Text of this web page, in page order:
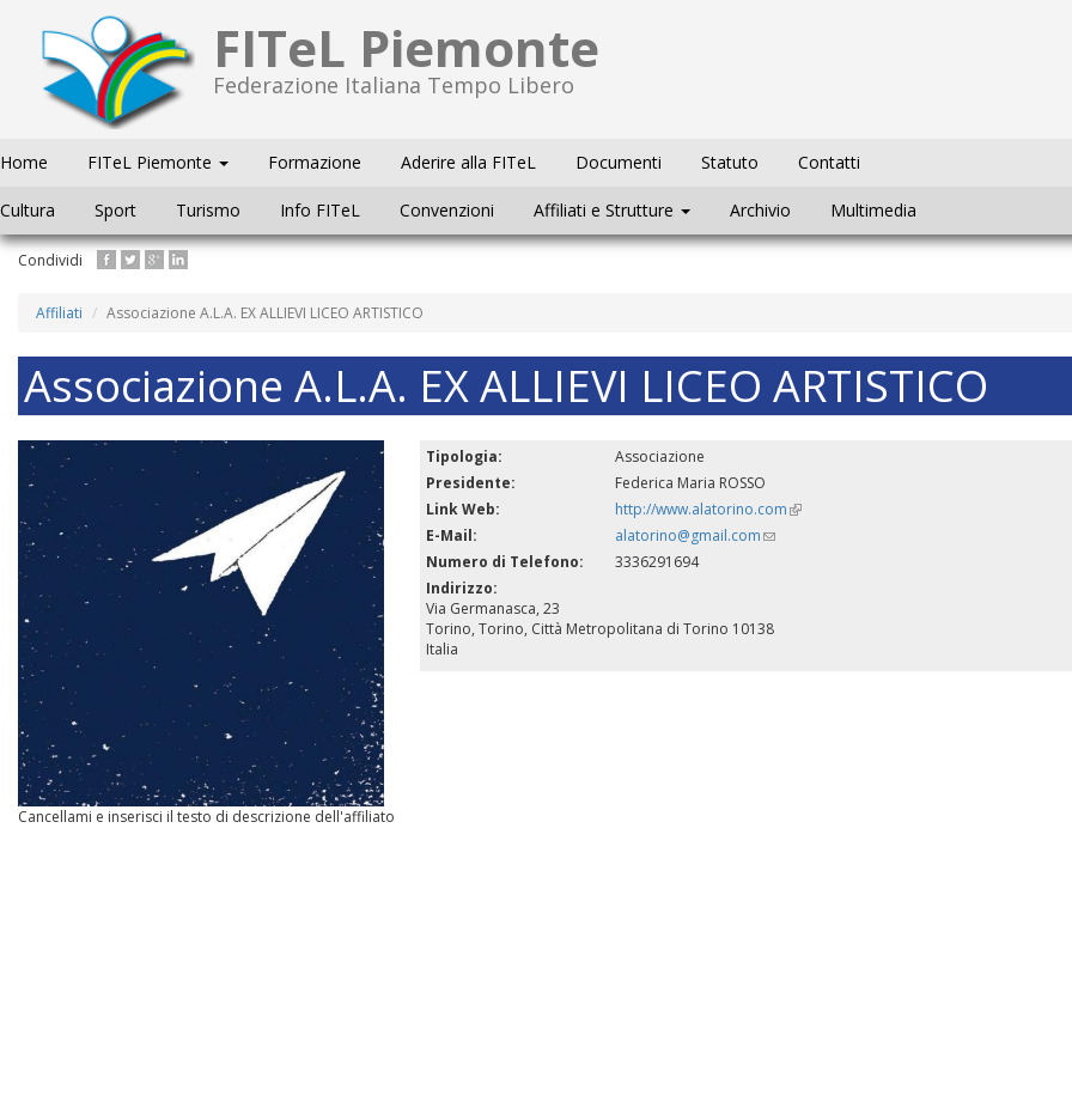
Salta
principale
FITeL Piemonte
Federazione Italiana Tempo Libero
Home FITeL Piemonte Formazione Aderire alla FITeL Documenti Statuto Contatti
Cultura Sport Turismo Info FITeL Convenzioni Affiliati e Strutture Archivio Multimedia
Condividi
Affiliati Associazione A.L.A. EX ALLIEVI LICEO ARTISTICO
Associazione A.L.A. EX ALLIEVI LICEO ARTISTICO
Tipologia:
Associazione
Presidente:
Federica Maria ROSSO
Link Web:
http://www.alatorino.com(link
E-Mail: alatorino@gmail.com(link
Numero di Telefono:
3336291694
Indirizzo:
Via Germanasca, 23
Torino, Torino, Città Metropolitana di Torino 10138
Italia
Cancellami e inserisci il testo di descrizione dell'affiliato